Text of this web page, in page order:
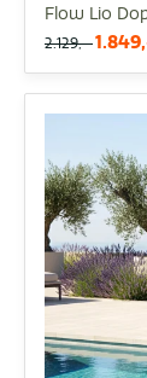
Flow Lio
2.129,-